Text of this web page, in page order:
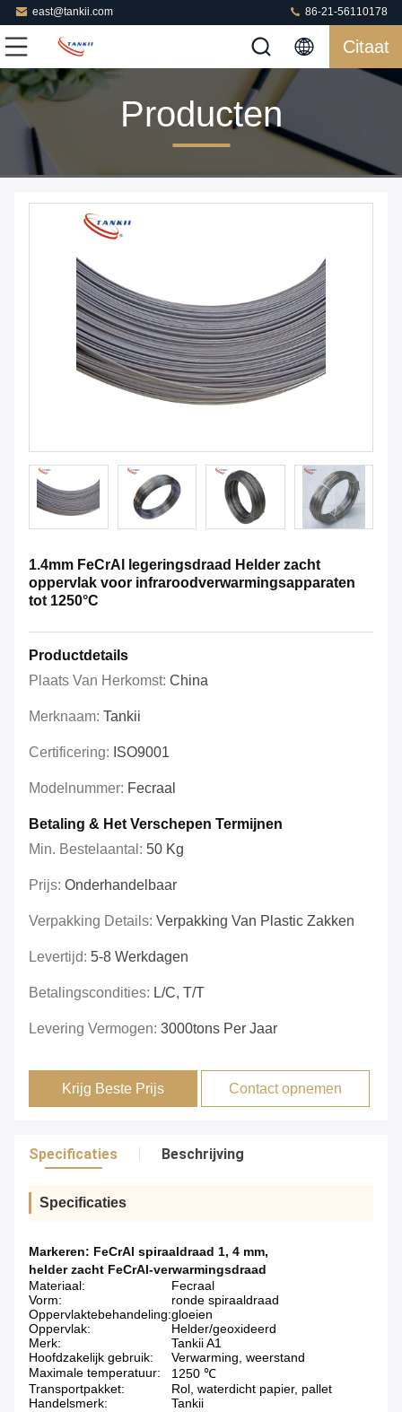
east@tankii.com 86-21-56110178
Citaat
Producten
1.4mm FeCrAl legeringsdraad Helder zacht
oppervlak voor infraroodverwarmingsapparaten
tot 1250°C
Productdetails
Plaats Van Herkomst: China
Merknaam: Tankii
Certificering: ISO9001
Modelnummer: Fecraal
Betaling & Het Verschepen Termijnen
Min. Bestelaantal: 50 Kg
Prijs: Onderhandelbaar
Verpakking Details: Verpakking Van Plastic Zakken
Levertijd: 5-8 Werkdagen
Betalingscondities: L/C, T/T
Levering Vermogen: 3000tons Per Jaar
Krijg Beste Prijs Contact opnemen
Specificaties Beschrijving
Specificaties
Markeren: FeCrAl spiraaldraad 1, 4 mm,
helder zacht FeCrAl-verwarmingsdraad
Materiaal:
Fecraal
Vorm:
ronde spiraaldraad
Oppervlaktebehandeling:gloeien
Oppervlak:
Helder/geoxideerd
Merk:
Tankii A1
Hoofdzakelijk gebruik:
Verwarming, weerstand
Maximale temperatuur:
1250 ℃
Transportpakket:
Rol, waterdicht papier, pallet
Handelsmerk:
Tankii